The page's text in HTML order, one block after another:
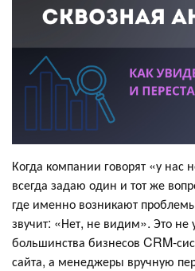
Когда компании говорят «у нас
всегда задаю один и тот же
где именно возникают
звучит: «Нет, не видим». Это
большинства бизнесов CRM-
сайта, а менеджеры вручную